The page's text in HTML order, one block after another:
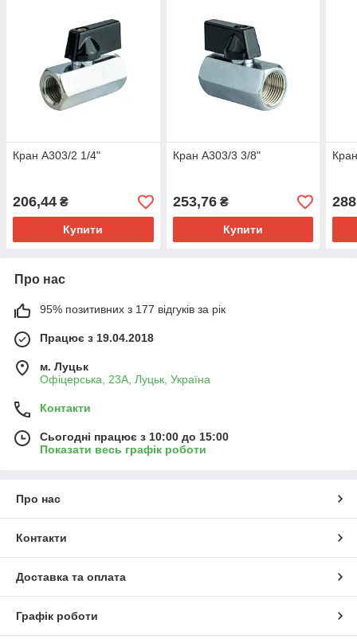
Кран A303/2 1/4"
206,44 ₴
Купити
Кран A303/3 3/8"
253,76₴
Купити
Про нас
95% позитивних з 177 відгуків за рік
Працює з 19.04.2018
м. Луцьк
Офіцерська, 23А, Луцьк, Україна
Контакти
Сьогодні працює з 10:00 до 15:00
Показати весь графік роботи
Про нас
Контакти
Доставка та оплата
Графік роботи